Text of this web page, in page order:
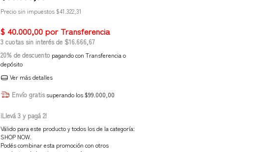
Precio sin impuestos $41.322,31
3 cuotas sin interés de $16.666,67
20% de descuento pagando con Transferencia o
depósito
Ver más detalles
Envío gratis superando los $99.000,00
¡Llevá 3 y pagá 2!
Válido para este producto y todos los de la categoría:
SHOP NOW.
Podés combinar esta promoción con otros